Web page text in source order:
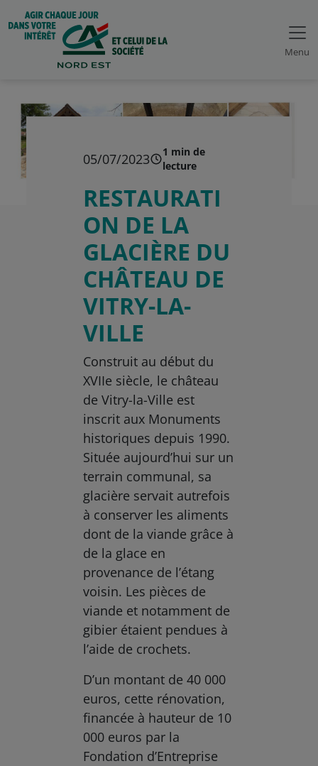
Menu
05/07/2023
1 min de
lecture
RESTAURATI
ON DE LA
GLACIÈRE DU
CHÂTEAU DE
VITRY-LA-
VILLE
Construit au début du
XVIIe siècle, le château
de Vitry-la-Ville est
inscrit aux Monuments
historiques depuis 1990.
Située aujourd’hui sur un
terrain communal, sa
glacière servait autrefois
à conserver les aliments
dont de la viande grâce à
de la glace en
provenance de l’étang
voisin. Les pièces de
viande et notamment de
gibier étaient pendues à
l’aide de crochets.
D’un montant de 40 000
euros, cette rénovation,
financée à hauteur de 10
000 euros par la
Fondation d’Entreprise